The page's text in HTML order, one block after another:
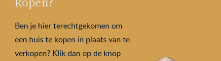
Ben je hier terechtgekomen om
een huis te kopen in plaats van te
verkopen? Klik dan op de knop